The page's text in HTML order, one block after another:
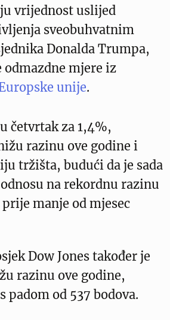
vrijednost uslijed
sveobuhvatnim
Donalda Trumpa,
odmazdne mjere iz
unije.
četvrtak za 1,4%,
razinu ove godine i
tržišta, budući da je sada
na rekordnu razinu
manje od mjesec
Dow Jones također je
razinu ove godine,
padom od 537 bodova.